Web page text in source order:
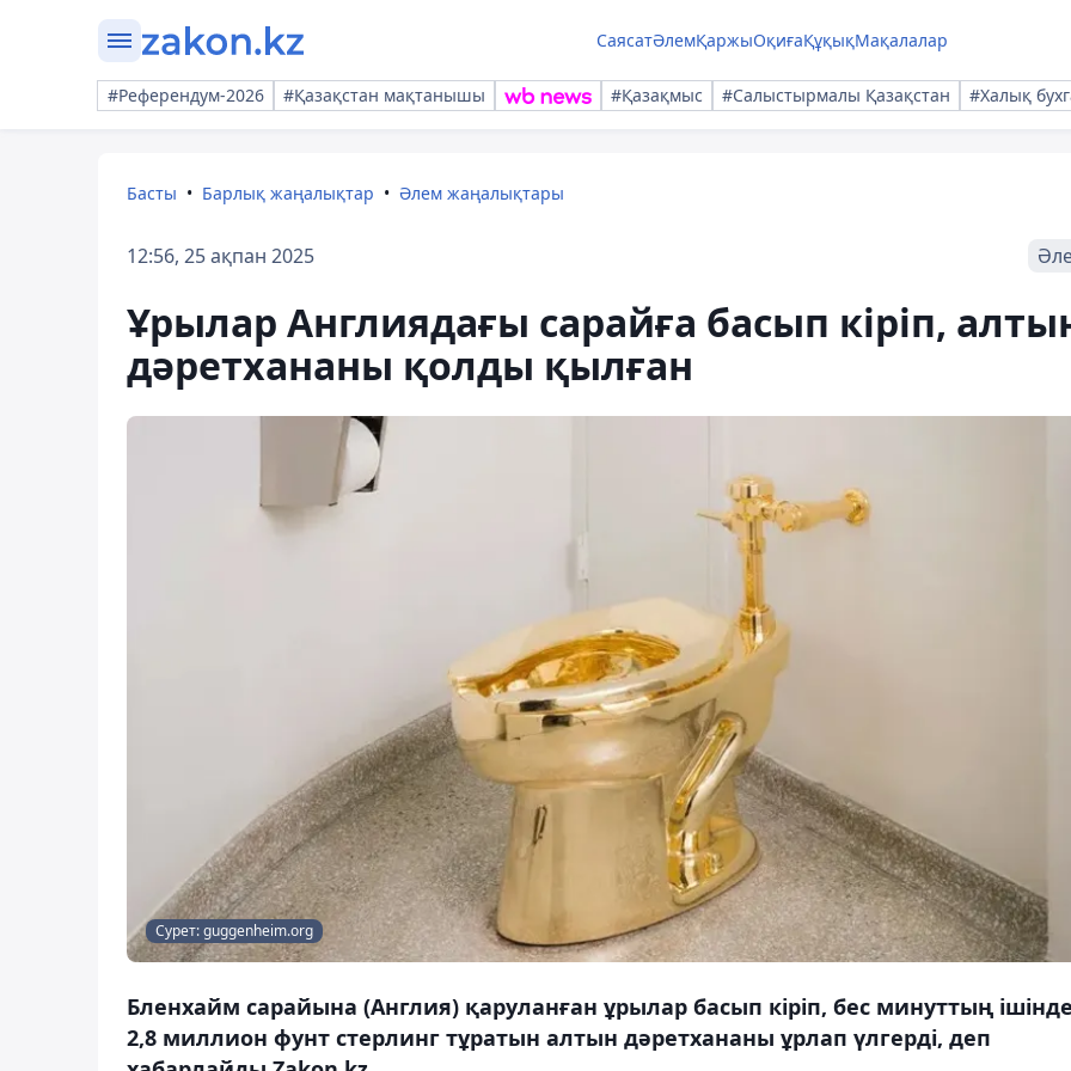
СаясатӘлемҚаржыОқиғаҚұқықМақалалар
#Референдум-2026 #Қазақстан мақтанышы #Қазақмыс #Салыстырмалы Қазақстан #Халық
Басты Барлық жаңалықтар Әлем жаңалықтары
12:56, 25 ақпан 2025
Ұрылар Англиядағы сарайға басып кіріп,
дәретхананы қолды қылған
Сурет: guggenheim.org
Бленхайм сарайына (Англия) қаруланған ұрылар басып кіріп, бес минуттың
2,8 миллион фунт стерлинг тұратын алтын дәретхананы ұрлап үлгерді, деп